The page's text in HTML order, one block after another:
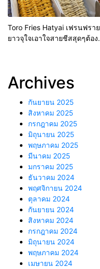
Toro Fries Hatyai เฟรนฟราย
ยาวจุใจเอาใจสายชีสสุดๆต้อง
Archives
กันยายน 2025
สิงหาคม 2025
กรกฎาคม 2025
มิถุนายน 2025
พฤษภาคม 2025
มีนาคม 2025
มกราคม 2025
ธันวาคม 2024
พฤศจิกายน 2024
ตุลาคม 2024
กันยายน 2024
สิงหาคม 2024
กรกฎาคม 2024
มิถุนายน 2024
พฤษภาคม 2024
เมษายน 2024